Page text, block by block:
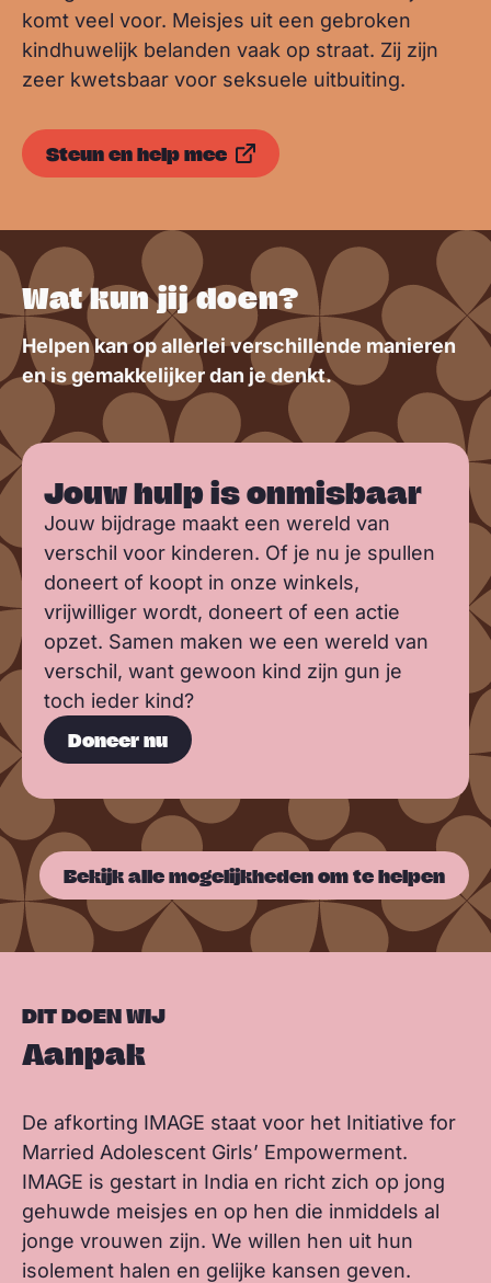
komt veel voor. Meisjes uit een gebroken
kindhuwelijk belanden vaak op straat. Zij zijn
zeer kwetsbaar voor seksuele uitbuiting.
Steun en help mee
Wat kun jij doen?
Helpen kan op allerlei verschillende manieren
en is gemakkelijker dan je denkt.
Jouw hulp is onmisbaar
Jouw bijdrage maakt een wereld van
verschil voor kinderen. Of je nu je spullen
doneert of koopt in onze winkels,
vrijwilliger wordt, doneert of een actie
opzet. Samen maken we een wereld van
verschil, want gewoon kind zijn gun je
toch ieder kind?
Doneer nu
Bekijk alle mogelijkheden om te helpen
DIT DOEN WIJ
Aanpak
De afkorting IMAGE staat voor het Initiative for
Married Adolescent Girls’ Empowerment.
IMAGE is gestart in India en richt zich op jong
gehuwde meisjes en op hen die inmiddels al
jonge vrouwen zijn. We willen hen uit hun
isolement halen en gelijke kansen geven.